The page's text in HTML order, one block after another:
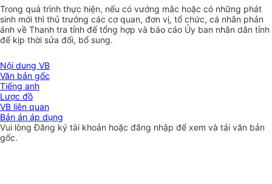
Trong quá trình thực hiện, nếu có vướng mắc hoặc có những phát
sinh mới thì thủ trưởng các cơ quan, đơn vị, tổ chức, cá nhân phản
ánh về Thanh tra tỉnh để tổng hợp và báo cáo Ủy ban nhân dân tỉnh
để kịp thời sửa đổi, bổ sung.
Nội dung VB
Văn bản gốc
Tiếng anh
Lược đồ
VB liên quan
Bản án áp dụng
Vui lòngĐăng ký tài khoản hoặc đăng nhập để xem và tải văn bản
gốc.